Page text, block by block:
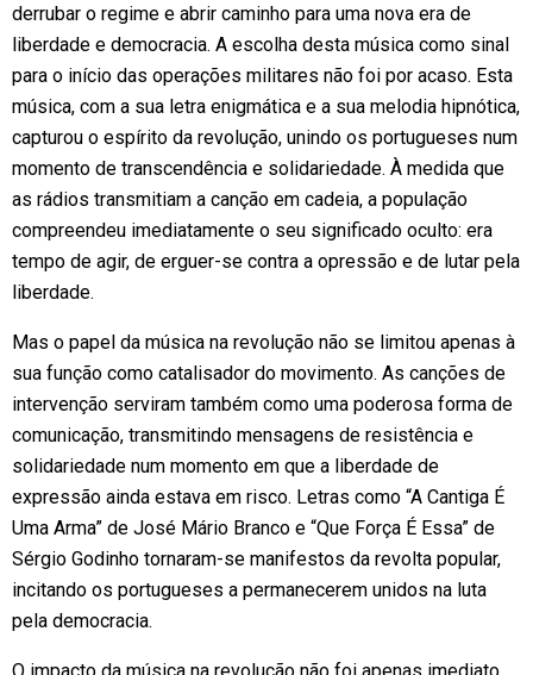
derrubar o regime e abrir caminho para uma nova era de
liberdade e democracia. A escolha desta música como sinal
para o início das operações militares não foi por acaso. Esta
música, com a sua letra enigmática e a sua melodia hipnótica,
capturou o espírito da revolução, unindo os portugueses num
momento de transcendência e solidariedade. À medida que
as rádios transmitiam a canção em cadeia, a população
compreendeu imediatamente o seu significado oculto: era
tempo de agir, de erguer-se contra a opressão e de lutar pela
liberdade.
Mas o papel da música na revolução não se limitou apenas à
sua função como catalisador do movimento. As canções de
intervenção serviram também como uma poderosa forma de
comunicação, transmitindo mensagens de resistência e
solidariedade num momento em que a liberdade de
expressão ainda estava em risco. Letras como “A Cantiga É
Uma Arma” de José Mário Branco e “Que Força É Essa” de
Sérgio Godinho tornaram-se manifestos da revolta popular,
incitando os portugueses a permanecerem unidos na luta
pela democracia.